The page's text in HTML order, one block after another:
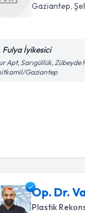
Gaziantep,
Fulya İyikesici
Apt, Sarıgüllük, Zübeyde
Gaziantep
Op. Dr.
Plastik